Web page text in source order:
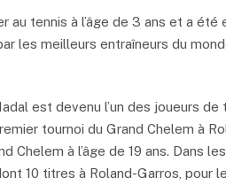
au tennis à l’âge de 3 ans et a été
les meilleurs entraîneurs du
est devenu l’un des joueurs
tournoi du Grand Chelem à
Chelem à l’âge de 19 ans. Dans
10 titres à Roland-Garros, pour